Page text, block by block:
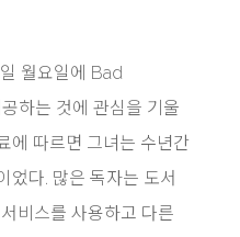
월요일에 Bad
하는 것에 관심을 기울
에 따르면 그녀는 수년간
다. 많은 독자는 도서
비스를 사용하고 다른